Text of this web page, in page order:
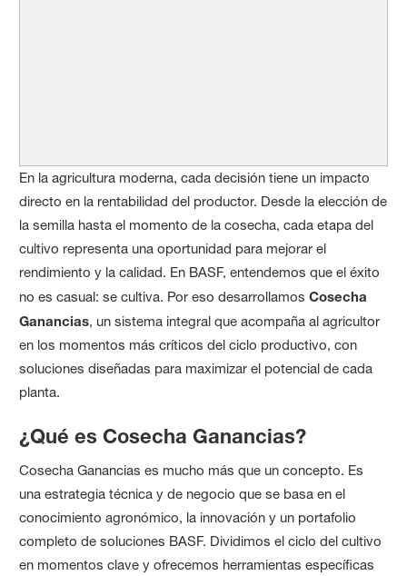
En la agricultura moderna, cada decisión tiene un impacto
directo en la rentabilidad del productor. Desde la elección de
la semilla hasta el momento de la cosecha, cada etapa del
cultivo representa una oportunidad para mejorar el
rendimiento y la calidad. En BASF, entendemos que el éxito
no es casual: se cultiva. Por eso desarrollamosCosecha
Ganancias, un sistema integral que acompaña al agricultor
en los momentos más críticos del ciclo productivo, con
soluciones diseñadas para maximizar el potencial de cada
planta.
¿Qué es Cosecha Ganancias?
Cosecha Ganancias es mucho más que un concepto. Es
una estrategia técnica y de negocio que se basa en el
conocimiento agronómico, la innovación y un portafolio
completo de soluciones BASF. Dividimos el ciclo del cultivo
en momentos clave y ofrecemos herramientas específicas